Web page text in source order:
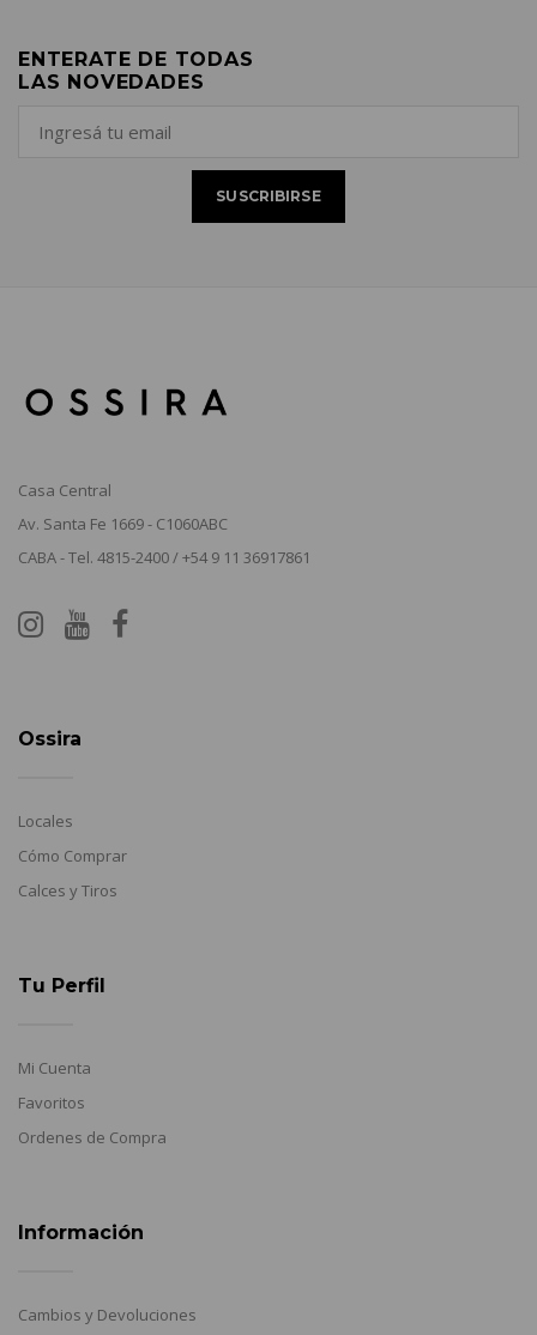
ENTERATE DE TODAS
LAS NOVEDADES
Casa Central
Av. Santa Fe 1669 - C1060ABC
CABA - Tel. 4815-2400 / +54 9 11 36917861
Ossira
Locales
Cómo Comprar
Calces y Tiros
Tu Perfil
Mi Cuenta
Favoritos
Ordenes de Compra
Información
Cambios y Devoluciones